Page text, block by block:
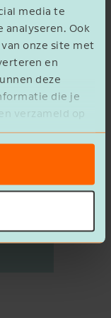
media te
Ook
onze site met
en
deze
die je
verzameld op